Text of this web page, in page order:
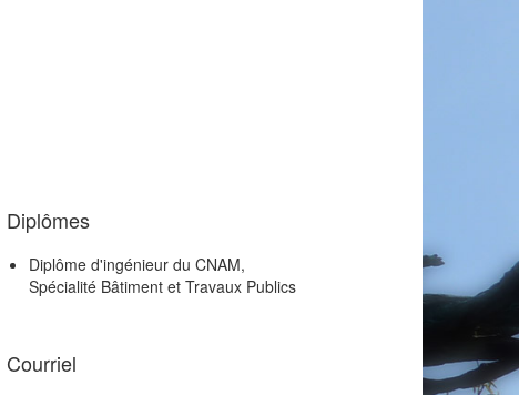
Diplômes
Diplôme d'ingénieur du CNAM,
Spécialité Bâtiment et Travaux Publics
Courriel